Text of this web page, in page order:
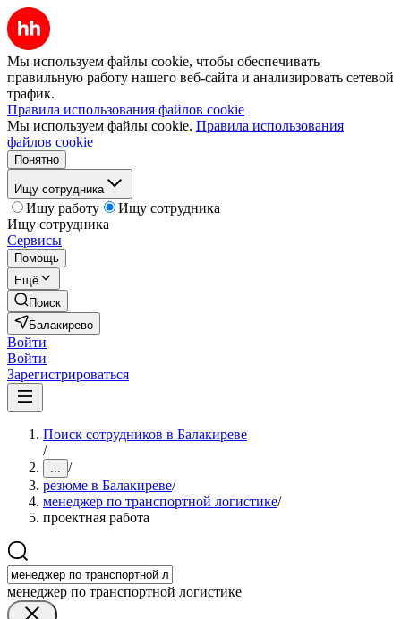
Мы используем файлы cookie, чтобы обеспечивать
правильную работу нашего веб-сайта и анализировать сетевой
трафик.
Правила использования файлов cookie
Мы используем файлы cookie. Правила использования
файлов cookie
Понятно
Ищу сотрудника
Ищу работу
Ищу сотрудника
Ищу сотрудника
Сервисы
Помощь
Ещё
Поиск
Балакирево
Войти
Войти
Зарегистрироваться
Поиск сотрудников в Балакиреве
/
... /
резюме в Балакиреве/
менеджер по транспортной логистике/
проектная работа
менеджер по транспортной логистике